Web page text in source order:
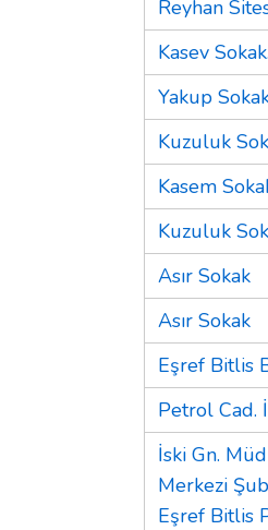
Reyhan
Kasev
Yakup
Kuzuluk
Kasem
Kuzuluk
Asır Sokak
Asır Sokak
Eşref Bitlis
Petrol Cad.
İski Gn.
Merkezi
Eşref Bitlis